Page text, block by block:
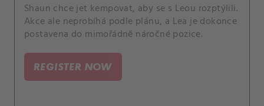
Shaun chce jet kempovat, aby se s Leou rozptýlili.
Akce ale neprobíhá podle plánu, a Lea je dokonce
postavena do mimořádně náročné pozice.
REGISTER NOW